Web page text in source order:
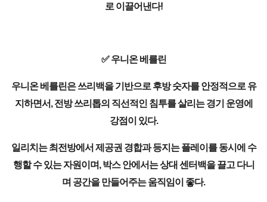
로 이끌어낸다!
✅ 우니온 베를린
우니온 베를린은 쓰리백을 기반으로 후방 숫자를 안정적으로 유
지하면서, 전방 쓰리톱의 직선적인 침투를 살리는 경기 운영에
강점이 있다.
일리치는 최전방에서 제공권 경합과 등지는 플레이를 동시에 수
행할 수 있는 자원이며, 박스 안에서는 상대 센터백을 끌고 다니
며 공간을 만들어주는 움직임이 좋다.